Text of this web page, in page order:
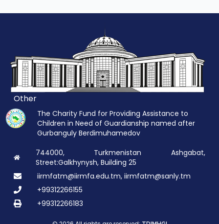
Other
The Charity Fund for Providing Assistance to
Children in Need of Guardianship named after
Gurbanguly Berdimuhamedov
744000, Turkmenistan Ashgabat,
Street:Galkhynysh, Building 25
iirmfatm@iirmfa.edu.tm, iirmfatm@sanly.tm
+99312266155
+99312266183